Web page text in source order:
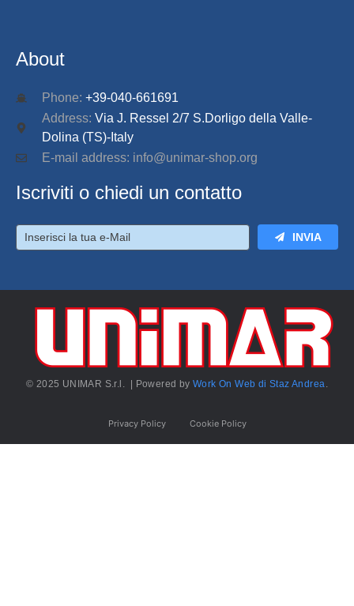
About
Phone: +39-040-661691
Address: Via J. Ressel 2/7 S.Dorligo della Valle-
Dolina (TS)-Italy
E-mail address: info@unimar-shop.org
Iscriviti o chiedi un contatto
INVIA
© 2025 UNIMAR S.r.l. | Powered byWork On Web di Staz Andrea.
Privacy Policy Cookie Policy